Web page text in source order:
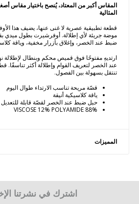
المقاس أكبر من المعتاد، يُنصح باختيار مقاس
المثالية
قطعة تطبيقية عصرية لا غنى عنها، يضيف هذا
موضة جريئة لأي إطلالة. أوفرشيرت بطول ميدي
ضبط عند الخصر، وإغلاق بأزرار مخفية، وياقة
ارتديهِ مفتوحًا فوق قميص محكم وبنطال لإطلالة
عند الخصر لتعريف القوام وإطلالة أكثر تناسقًا.
تنتقل بسهولة بين الفصول.
قصّة مريحة تناسب الارتداء طوال اليوم
ياقة كلاسيكية أنيقة
حبل ضبط عند الخصر لقصّة قابلة للتعديل
88% VISCOSE 12% POLYAMIDE
المميزات
اشترك في نشرتنا